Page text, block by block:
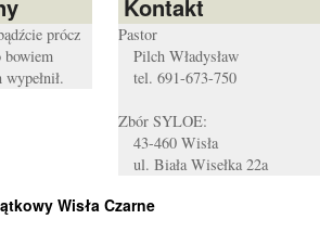
prócz
bowiem
Kontakt
Pastor
Pilch Władysław
tel. 691-673-750
Zbór SYLOE:
43-460 Wisła
ul. Biała Wisełka 22a
Wisła Czarne